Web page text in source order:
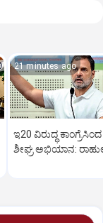
21 minutes ago
ಇ20 ವಿರುದ್ಧ ಕಾಂಗ್ರೆಸಿಂದ
ಶೀಘ್ರ ಅಭಿಯಾನ: